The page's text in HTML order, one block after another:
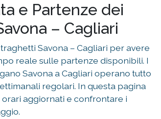
e Partenze dei
– Cagliari
Savona – Cagliari per avere
reale sulle partenze disponibili. I
Savona a Cagliari operano tutto
regolari. In questa pagina
aggiornati e confrontare i